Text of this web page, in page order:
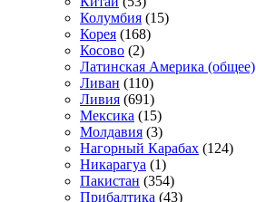
Колумбия (15)
Корея (168)
Косово (2)
Латинская Америка (общее)
Ливан (110)
Ливия (691)
Мексика (15)
Молдавия (3)
Нагорный Карабах (124)
Никарагуа (1)
Пакистан (354)
Прибалтика (43)